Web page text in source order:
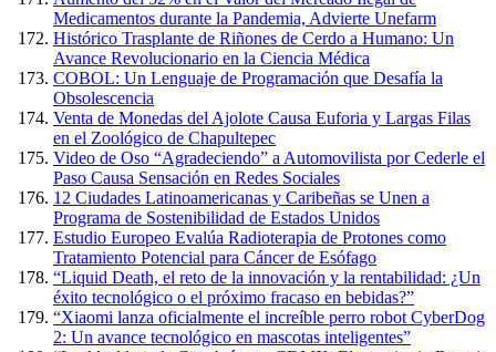
Medicamentos durante la Pandemia, Advierte Unefarm
Histórico Trasplante de Riñones de Cerdo a Humano: Un
Avance Revolucionario en la Ciencia Médica
COBOL: Un Lenguaje de Programación que Desafía la
Obsolescencia
Venta de Monedas del Ajolote Causa Euforia y Largas Filas
en el Zoológico de Chapultepec
Video de Oso “Agradeciendo” a Automovilista por Cederle el
Paso Causa Sensación en Redes Sociales
12 Ciudades Latinoamericanas y Caribeñas se Unen a
Programa de Sostenibilidad de Estados Unidos
Estudio Europeo Evalúa Radioterapia de Protones como
Tratamiento Potencial para Cáncer de Esófago
“Liquid Death, el reto de la innovación y la rentabilidad: ¿Un
éxito tecnológico o el próximo fracaso en bebidas?”
“Xiaomi lanza oficialmente el increíble perro robot CyberDog
2: Un avance tecnológico en mascotas inteligentes”